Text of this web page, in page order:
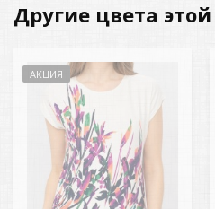
Другие цвета
АКЦИЯ